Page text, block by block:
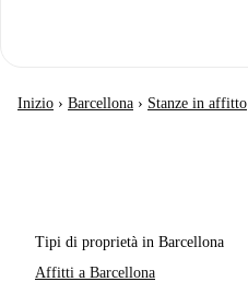
Inizio › Barcellona › Stanze in affitto
Tipi di proprietà in Barcellona
Affitti a Barcellona